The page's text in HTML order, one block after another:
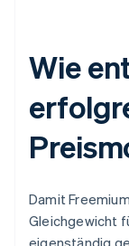
Wie
Damit
Gleichgewicht